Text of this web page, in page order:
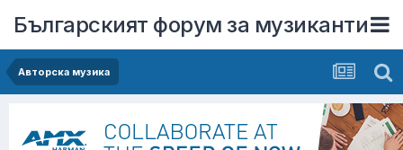
Българският форум за музиканти
Авторска музика